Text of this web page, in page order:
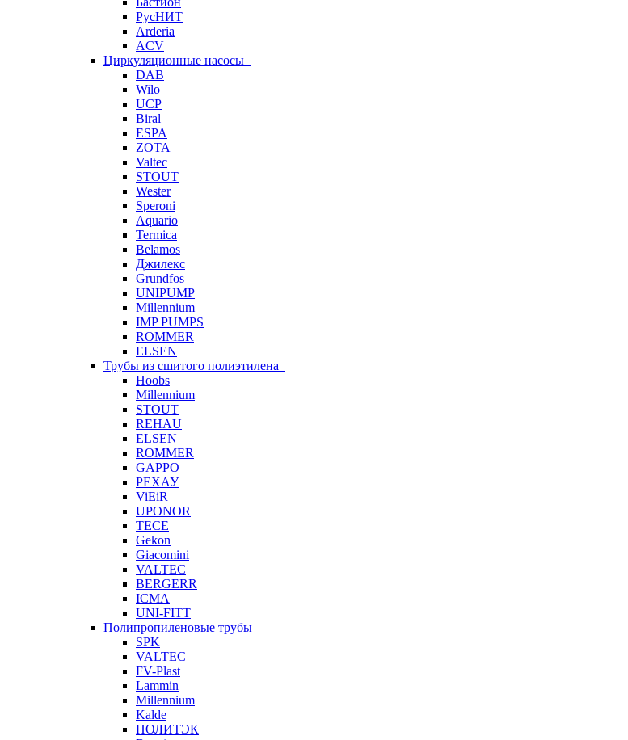
РусНИТ
Arderia
ACV
Циркуляционные насосы
DAB
Wilo
UCP
Biral
ESPA
ZOTA
Valtec
STOUT
Wester
Speroni
Aquario
Termica
Belamos
Джилекс
Grundfos
UNIPUMP
Millennium
IMP PUMPS
ROMMER
ELSEN
Трубы из сшитого полиэтилена
Hoobs
Millennium
STOUT
REHAU
ELSEN
ROMMER
GAPPO
РЕХАУ
ViEiR
UPONOR
TECE
Gekon
Giacomini
VALTEC
BERGERR
ICMA
UNI-FITT
Полипропиленовые трубы
SPK
VALTEC
FV-Plast
Lammin
Millennium
Kalde
ПОЛИТЭК